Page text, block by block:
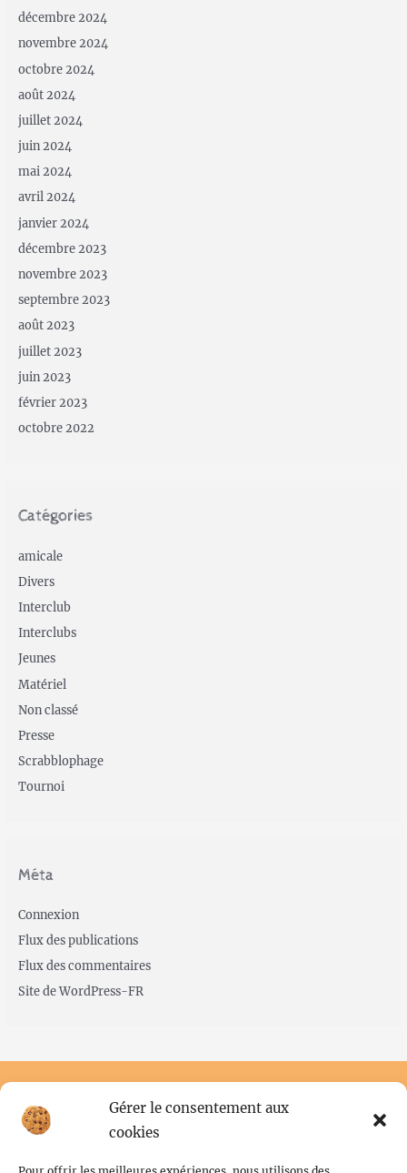
Gérer le consentement aux
cookies
décembre 2024
novembre 2024
octobre 2024
août 2024
juillet 2024
juin 2024
mai 2024
avril 2024
janvier 2024
décembre 2023
novembre 2023
septembre 2023
août 2023
juillet 2023
juin 2023
février 2023
octobre 2022
Catégories
amicale
Divers
Interclub
Interclubs
Jeunes
Matériel
Non classé
Presse
Scrabblophage
Tournoi
Méta
Connexion
Flux des publications
Flux des commentaires
Site de WordPress-FR